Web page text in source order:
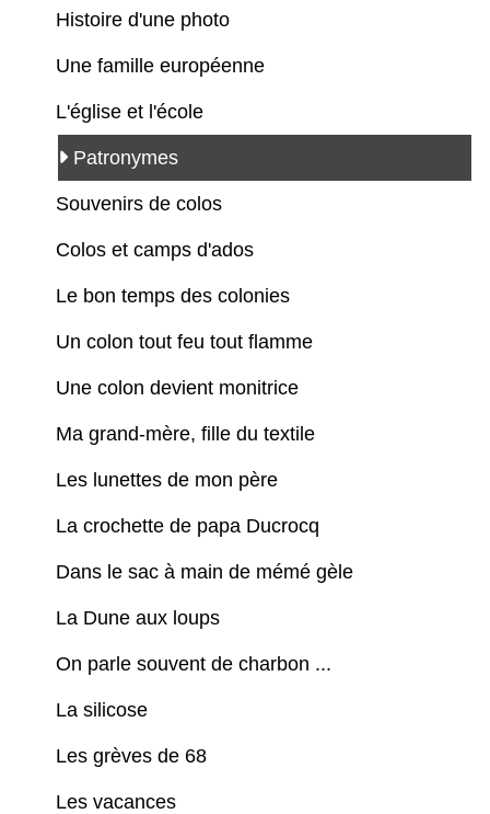
Histoire d'une photo
Une famille européenne
L'église et l'école
Patronymes
Souvenirs de colos
Colos et camps d'ados
Le bon temps des colonies
Un colon tout feu tout flamme
Une colon devient monitrice
Ma grand-mère, fille du textile
Les lunettes de mon père
La crochette de papa Ducrocq
Dans le sac à main de mémé gèle
La Dune aux loups
On parle souvent de charbon ...
La silicose
Les grèves de 68
Les vacances